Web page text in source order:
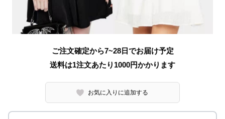
ご注文確定から7~28日でお届け予定
送料は1注文あたり 1000円かかります
お気に入りに追加する